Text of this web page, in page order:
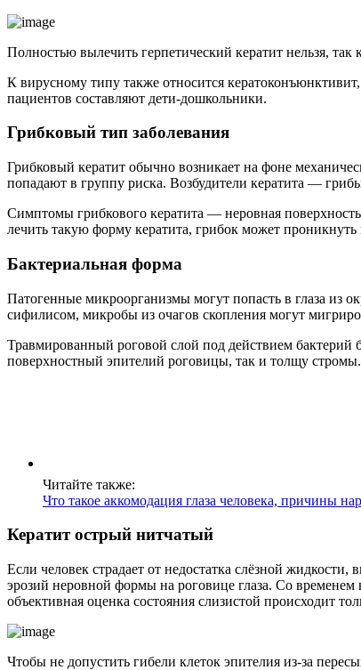
Полностью вылечить герпетический кератит нельзя, так
К вирусному типу также относится
пациентов составляют дети-дошкольники.
Грибковый тип заболевания
Грибковый кератит обычно возникает на фоне
попадают в группу риска. Возбудители кератита —
Симптомы грибкового кератита — неровная
лечить такую форму кератита, грибок может
Бактериальная форма
Патогенные микроорганизмы могут попасть в глаза из
сифилисом, микробы из очагов скопления могут
Травмированный роговой слой под действием бактерий
поверхностный эпителий роговицы, так и толщу
Читайте также:
Что такое аккомодация глаза человека, причины
Кератит острый нитчатый
Если человек страдает от недостатка слёзной
эрозий неровной формы на роговице глаза. Со
объективная оценка состояния слизистой происходит
Чтобы не допустить гибели клеток эпителия из-за